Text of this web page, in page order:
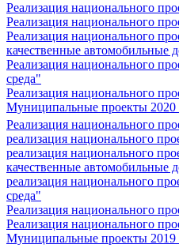
Реализация национального
Реализация национального
Реализация национального
качественные автомобильные
Реализация национального
среда"
Реализация национального
Муниципальные проекты 2020
Реализация национального
реализация национального
реализация национального
качественные автомобильные
реализация национального
среда"
Реализация национального
Реализация национального
Муниципальные проекты 2019